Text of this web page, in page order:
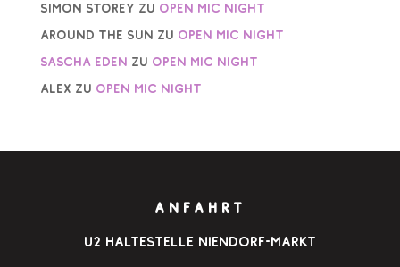
Simon Storey zu Open Mic Night
AROUND THE SUN zu Open Mic Night
Sascha Eden zu Open Mic Night
Alex zu Open Mic Night
ANFAHRT
u2 Haltestelle Niendorf-Markt